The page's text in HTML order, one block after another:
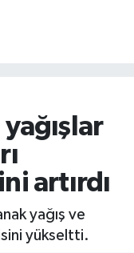
artırdı
yağış ve
yükseltti.